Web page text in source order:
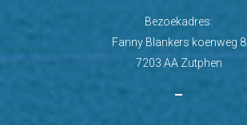
Bezoekadres:
Fanny Blankers koenweg 8
7203 AA Zutphen
–